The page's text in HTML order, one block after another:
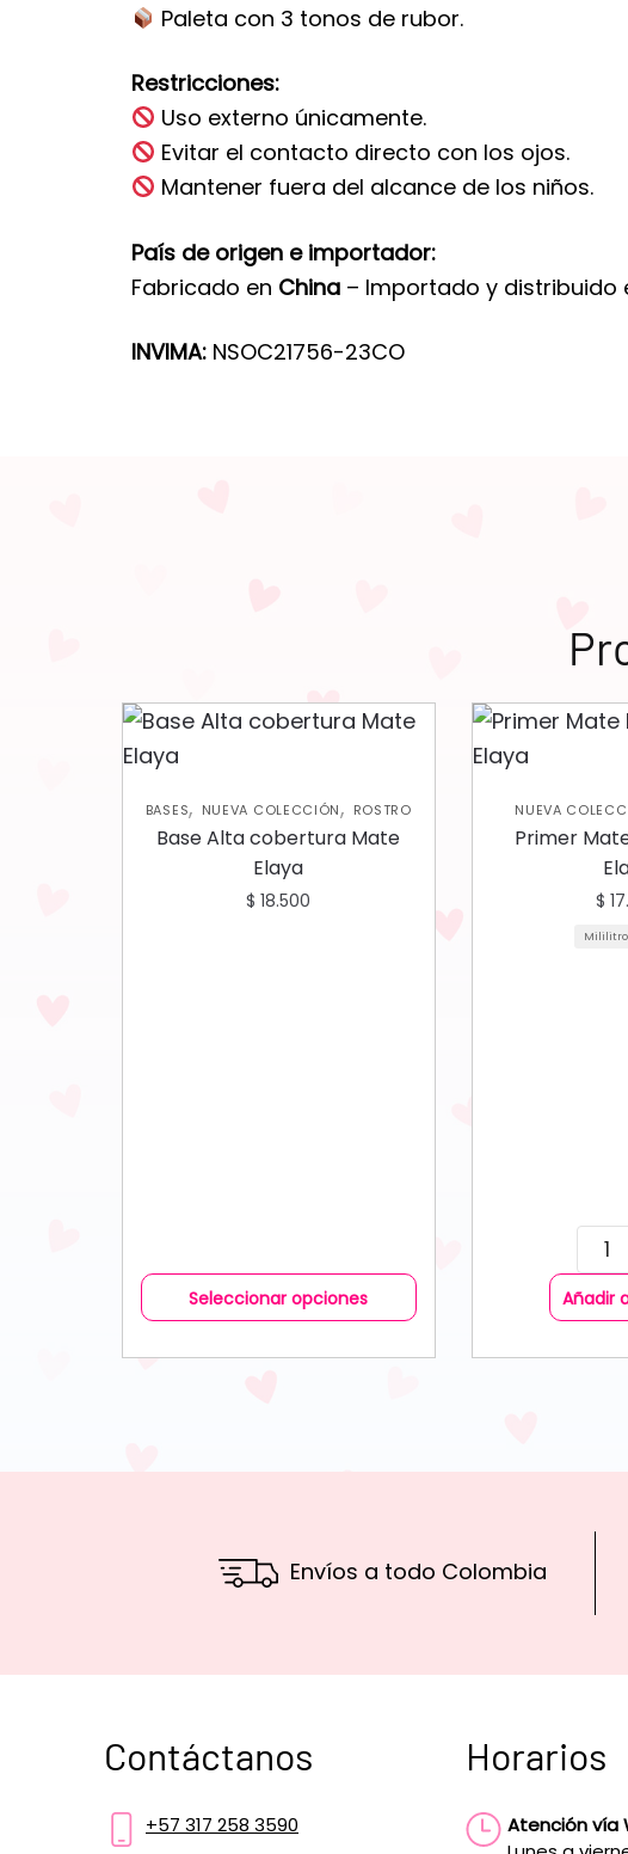
Paleta con 3 tonos de rubor.
Restricciones:
Uso externo únicamente.
Evitar el contacto directo con los ojos.
Mantener fuera del alcance de los niños.
País de origen e importador:
Fabricado en China– Importado y distribuido
INVIMA:NSOC21756-23CO
BASES, NUEVA COLECCIÓN, ROSTRO
Base Alta cobertura Mate
Elaya
$ 18.500
Seleccionar opciones
NUEVA
Primer
$
Añadir
Envíos a todo Colombia
Contáctanos
+57 317 258 3590
Horarios
Atención vía